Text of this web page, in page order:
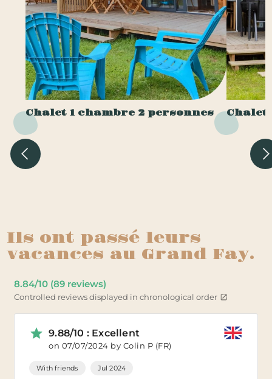
Chalet 1 chambre 2 personnes Chalet
Ils ont passé leurs
vacances au Grand Fay.